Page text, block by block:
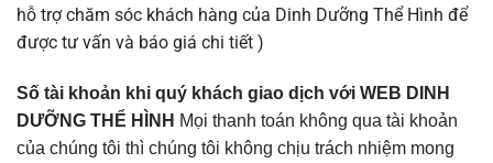
hỗ trợ chăm sóc khách hàng của Dinh Dưỡng Thể Hình để
được tư vấn và báo giá chi tiết )
Số tài khoản khi quý khách giao dịch với WEB DINH
DƯỠNG THỂ HÌNH Mọi thanh toán không qua tài khoản
của chúng tôi thì chúng tôi không chịu trách nhiệm mong